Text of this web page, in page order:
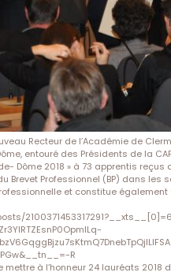
Recteur de l’Académie de
entouré des Présidents de la
Dôme 2018 » à 73 apprentis
Brevet Professionnel (BP) dans
et constitue
R
à l’honneur 24 lauréats